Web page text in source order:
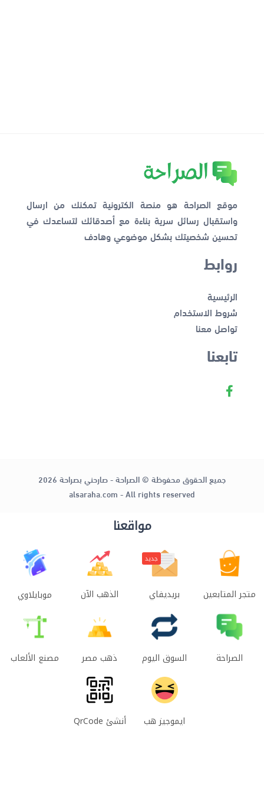
موقع الصراحة هو منصة الكترونية تمكنك من ارسال
واستقبال رسائل سرية بناءة مع أصدقائك لتساعدك في
تحسين شخصيتك بشكل موضوعي وهادف
روابط
الرئيسية
شروط الاستخدام
تواصل معنا
تابعنا
جميع الحقوق محفوظة © الصراحة - صارحني بصراحة 2026
alsaraha.com - All rights reserved